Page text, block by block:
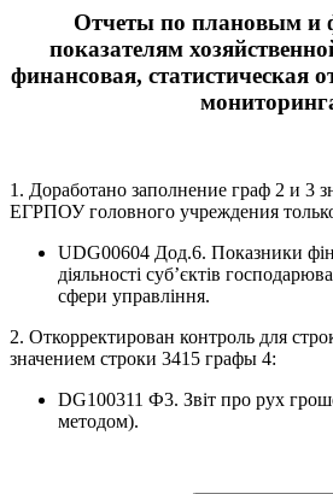
Отчеты по плановым и
показателям
финансовая, статистическая
1. Доработано заполнение граф 2 и 3
ЕГРПОУ головного учреждения
UDG00604 Дод.6. Показники
діяльності суб’єктів
сфери управління.
2. Откорректирован контроль для
значением строки 3415 графы 4:
DG100311 Ф3. Звiт про рух
методом).